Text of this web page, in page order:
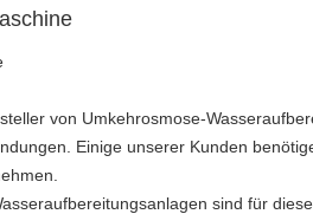
von Umkehrosmose-
Einige unserer Kunden
sind für